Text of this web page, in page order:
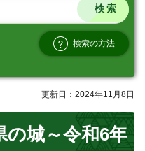
検索の方法
更新日：2024年11月8日
の城～令和6年